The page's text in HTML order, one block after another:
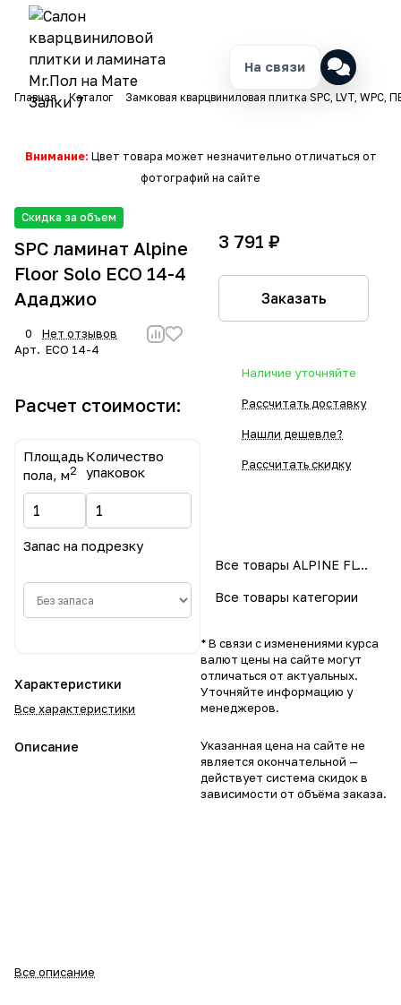
Главная Каталог Замковая кварцвиниловая плитка SPC, LVT, WPC,
Внимание: Цвет товара может незначительно отличаться от
фотографий на сайте
Скидка за объем
SPC ламинат Alpine
Floor Solo ЕСО 14-4
Ададжио
0
Нет отзывов
Арт. ЕСО 14-4
Расчет стоимости:
Площадь
пола, м2
Количество
упаковок
Запас на подрезку
Характеристики
Все характеристики
Описание
Все описание
3 791 ₽
Заказать
Наличие уточняйте
Рассчитать доставку
Нашли дешевле?
Рассчитать скидку
Все товары ALPINE FLOOR
Все товары категории
* В связи с изменениями курса
валют цены на сайте могут
отличаться от актуальных.
Уточняйте информацию у
менеджеров.
Указанная цена на сайте не
является окончательной —
действует система скидок в
зависимости от объёма заказа.
На связи